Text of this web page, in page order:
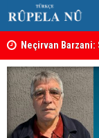
Neçirvan
toplanması kararı